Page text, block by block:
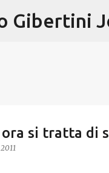
Gibertini
si tratta di